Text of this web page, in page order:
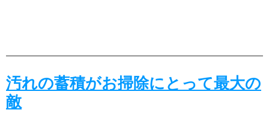
汚れの蓄積がお掃除にとって最大の
敵